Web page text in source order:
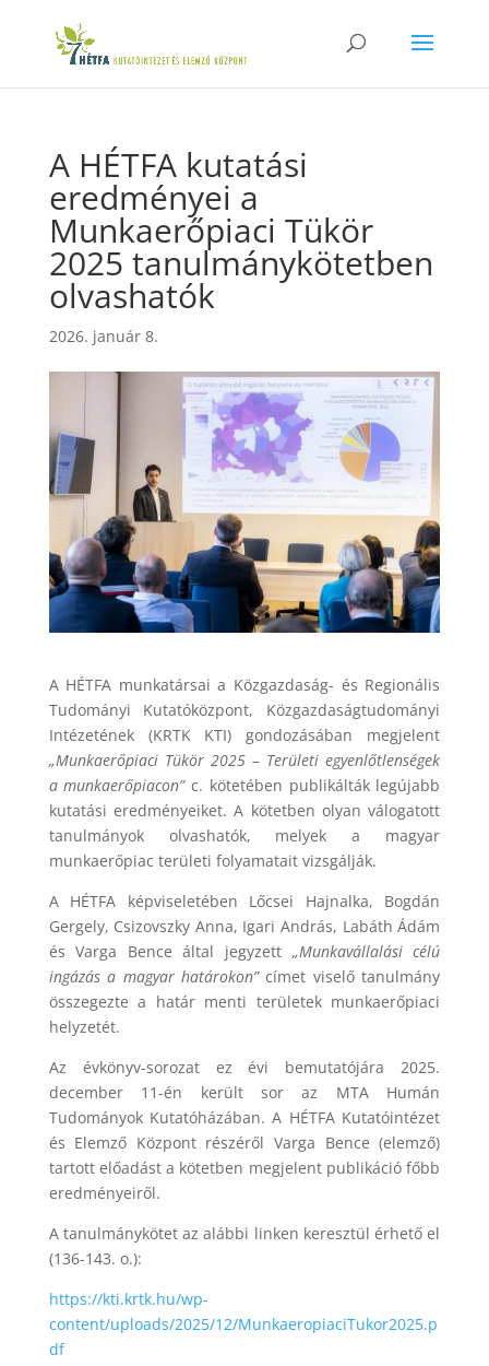
A HÉTFA kutatási
eredményei a
Munkaerőpiaci Tükör
2025 tanulmánykötetben
olvashatók
2026. január 8.
A HÉTFA munkatársai a Közgazdaság- és Regionális
Tudományi Kutatóközpont, Közgazdaságtudományi
Intézetének (KRTK KTI) gondozásában megjelent
„Munkaerőpiaci Tükör 2025 – Területi egyenlőtlenségek
a munkaerőpiacon”c. kötetében publikálták legújabb
kutatási eredményeiket. A kötetben olyan válogatott
tanulmányok olvashatók, melyek a magyar
munkaerőpiac területi folyamatait vizsgálják.
A HÉTFA képviseletében Lőcsei Hajnalka, Bogdán
Gergely, Csizovszky Anna, Igari András, Labáth Ádám
és Varga Bence által jegyzett „Munkavállalási célú
ingázás a magyar határokon”címet viselő tanulmány
összegezte a határ menti területek munkaerőpiaci
helyzetét.
Az évkönyv-sorozat ez évi bemutatójára 2025.
december 11-én került sor az MTA Humán
Tudományok Kutatóházában. A HÉTFA Kutatóintézet
és Elemző Központ részéről Varga Bence (elemző)
tartott előadást a kötetben megjelent publikáció főbb
eredményeiről.
A tanulmánykötet az alábbi linken keresztül érhető el
(136-143. o.):
https://kti.krtk.hu/wp-
content/uploads/2025/12/MunkaeropiaciTukor2025.p
df